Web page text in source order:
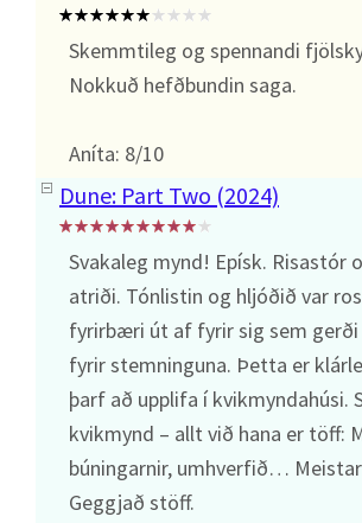
Skemmtileg og spennandi
Nokkuð hefðbundin saga.
Aníta: 8/10
Dune: Part Two (2024)
Svakaleg mynd! Epísk. Risastór
atriði. Tónlistin og hljóðið var
fyrirbæri út af fyrir sig sem gerði
fyrir stemninguna. Þetta er
þarf að upplifa í kvikmyndahúsi.
kvikmynd – allt við hana er töff:
búningarnir, umhverfið…
Geggjað stöff.